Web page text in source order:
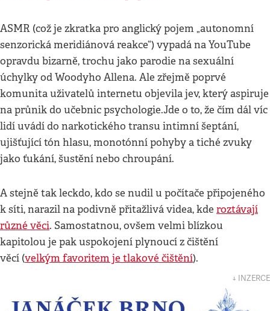
ASMR (což je zkratka pro anglický pojem „autonomní
senzorická meridiánová reakce“) vypadá na YouTube
opravdu bizarně, trochu jako parodie na sexuální
úchylky od Woodyho Allena. Ale zřejmě poprvé
komunita uživatelů internetu objevila jev, který aspiruje
na průnik do učebnic psychologie.Jde o to, že čím dál víc
lidí uvádí do narkotického transu intimní šeptání,
ujišťující tón hlasu, monotónní pohyby a tiché zvuky
jako ťukání, šustění nebo chroupání.
A stejně tak leckdo, kdo se nudil u počítače připojeného
k síti, narazil na podivně přitažlivá videa, kde roztávají
různé věci. Samostatnou, ovšem velmi blízkou
kapitolou je pak uspokojení plynoucí z čištění
věcí (velkým favoritem je tlakové čištění).
↓ INZERCE